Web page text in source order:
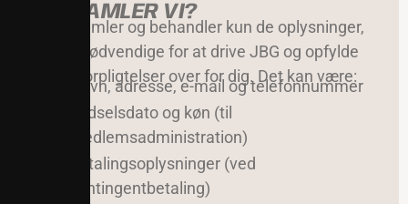
INDSAMLER VI?
Vi indsamler og behandler kun de oplysninger,
der er nødvendige for at drive JBG og opfylde
vores forpligtelser over for dig. Det kan være:
Navn, adresse, e-mail og telefonnummer
Fødselsdato og køn (til
medlemsadministration)
Betalingsoplysninger (ved
kontingentbetaling)